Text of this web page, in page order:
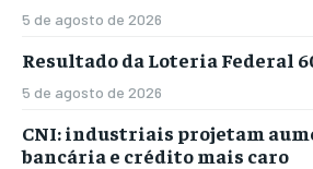
5 de agosto de 2026
Resultado da Loteria Federal
5 de agosto de 2026
CNI: industriais projetam
bancária e crédito mais caro